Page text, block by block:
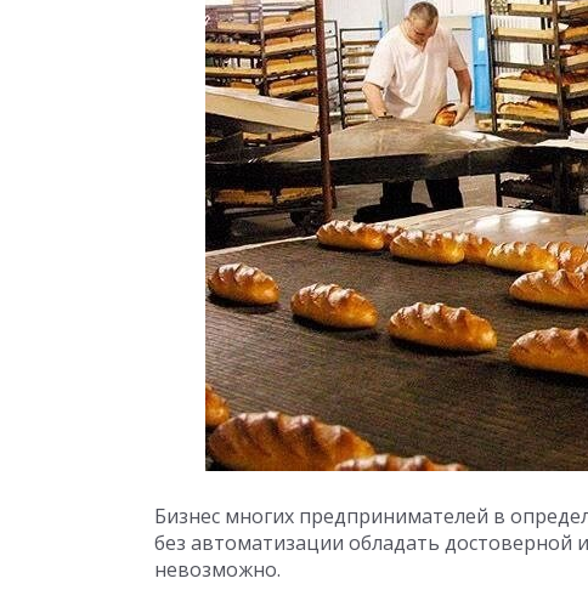
Бизнес многих предпринимателей в
без автоматизации обладать достоверной
невозможно.